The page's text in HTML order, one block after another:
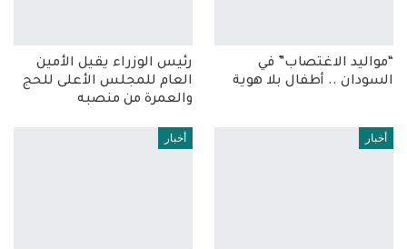
“مواليد الاغتصاب” في
السودان .. أطفال بلا هوية
رئيس الوزراء يقيل الأمين
العام للمجلس الأعلى للحج
والعمرة من منصبه
أخبار أخبار